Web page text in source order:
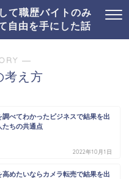
て職歴バイトのみ
自由を手にした話
―
考え方
調べてわかったビジネスで結果を出
たちの共通点
2022年10月1日
高めたいならカメラ転売で結果を出